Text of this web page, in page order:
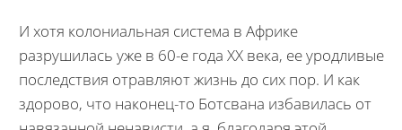
И хотя колониальная система в Африке
разрушилась уже в 60-е года XX века, ее уродливые
последствия отравляют жизнь до сих пор. И как
здорово, что наконец-то Ботсвана избавилась от